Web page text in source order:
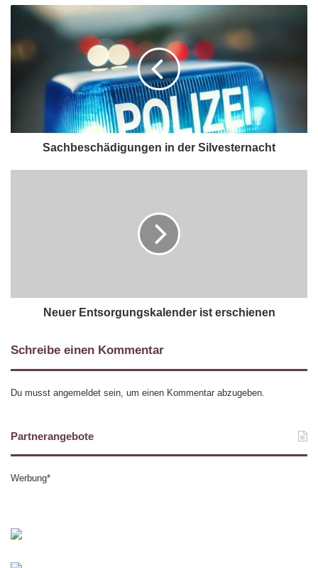
Sachbeschädigungen in der Silvesternacht
Neuer Entsorgungskalender ist erschienen
Schreibe einen Kommentar
Du musst angemeldet sein, um einen Kommentar abzugeben.
Partnerangebote
Werbung*